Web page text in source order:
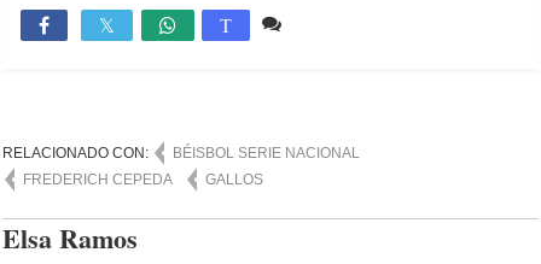
 T
RELACIONADO CON:
BÉISBOL SERIE NACIONAL
FREDERICH CEPEDA
GALLOS
Elsa Ramos